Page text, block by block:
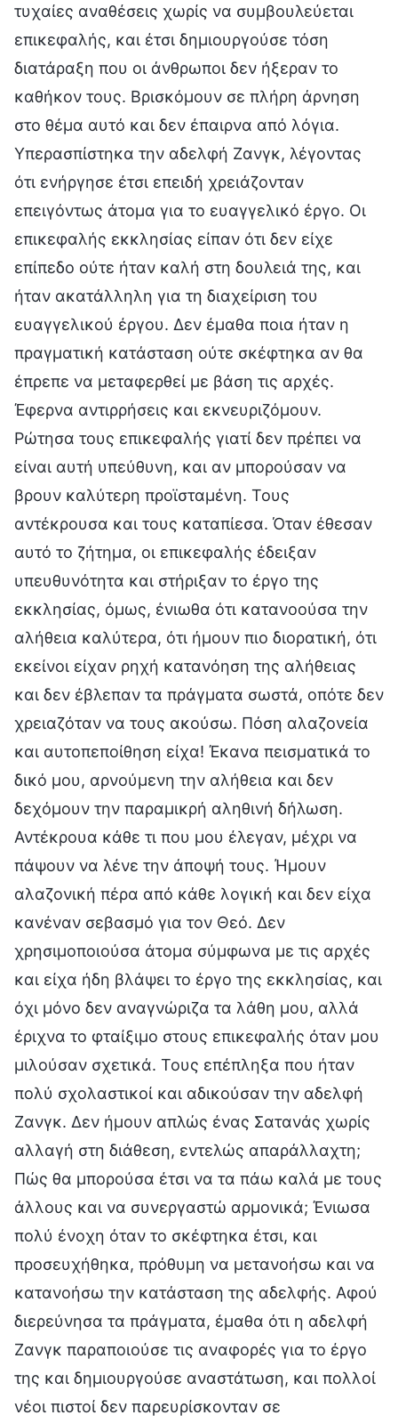
τυχαίες αναθέσεις χωρίς να συμβουλεύεται
επικεφαλής, και έτσι δημιουργούσε τόση
διατάραξη που οι άνθρωποι δεν ήξεραν το
καθήκον τους. Βρισκόμουν σε πλήρη άρνηση
στο θέμα αυτό και δεν έπαιρνα από λόγια.
Υπερασπίστηκα την αδελφή Ζανγκ, λέγοντας
ότι ενήργησε έτσι επειδή χρειάζονταν
επειγόντως άτομα για το ευαγγελικό έργο. Οι
επικεφαλής εκκλησίας είπαν ότι δεν είχε
επίπεδο ούτε ήταν καλή στη δουλειά της, και
ήταν ακατάλληλη για τη διαχείριση του
ευαγγελικού έργου. Δεν έμαθα ποια ήταν η
πραγματική κατάσταση ούτε σκέφτηκα αν θα
έπρεπε να μεταφερθεί με βάση τις αρχές.
Έφερνα αντιρρήσεις και εκνευριζόμουν.
Ρώτησα τους επικεφαλής γιατί δεν πρέπει να
είναι αυτή υπεύθυνη, και αν μπορούσαν να
βρουν καλύτερη προϊσταμένη. Τους
αντέκρουσα και τους καταπίεσα. Όταν έθεσαν
αυτό το ζήτημα, οι επικεφαλής έδειξαν
υπευθυνότητα και στήριξαν το έργο της
εκκλησίας, όμως, ένιωθα ότι κατανοούσα την
αλήθεια καλύτερα, ότι ήμουν πιο διορατική, ότι
εκείνοι είχαν ρηχή κατανόηση της αλήθειας
και δεν έβλεπαν τα πράγματα σωστά, οπότε δεν
χρειαζόταν να τους ακούσω. Πόση αλαζονεία
και αυτοπεποίθηση είχα! Έκανα πεισματικά το
δικό μου, αρνούμενη την αλήθεια και δεν
δεχόμουν την παραμικρή αληθινή δήλωση.
Αντέκρουα κάθε τι που μου έλεγαν, μέχρι να
πάψουν να λένε την άποψή τους. Ήμουν
αλαζονική πέρα από κάθε λογική και δεν είχα
κανέναν σεβασμό για τον Θεό. Δεν
χρησιμοποιούσα άτομα σύμφωνα με τις αρχές
και είχα ήδη βλάψει το έργο της εκκλησίας, και
όχι μόνο δεν αναγνώριζα τα λάθη μου, αλλά
έριχνα το φταίξιμο στους επικεφαλής όταν μου
μιλούσαν σχετικά. Τους επέπληξα που ήταν
πολύ σχολαστικοί και αδικούσαν την αδελφή
Ζανγκ. Δεν ήμουν απλώς ένας Σατανάς χωρίς
αλλαγή στη διάθεση, εντελώς απαράλλαχτη;
Πώς θα μπορούσα έτσι να τα πάω καλά με τους
άλλους και να συνεργαστώ αρμονικά; Ένιωσα
πολύ ένοχη όταν το σκέφτηκα έτσι, και
προσευχήθηκα, πρόθυμη να μετανοήσω και να
κατανοήσω την κατάσταση της αδελφής. Αφού
διερεύνησα τα πράγματα, έμαθα ότι η αδελφή
Ζανγκ παραποιούσε τις αναφορές για το έργο
της και δημιουργούσε αναστάτωση, και πολλοί
νέοι πιστοί δεν παρευρίσκονταν σε